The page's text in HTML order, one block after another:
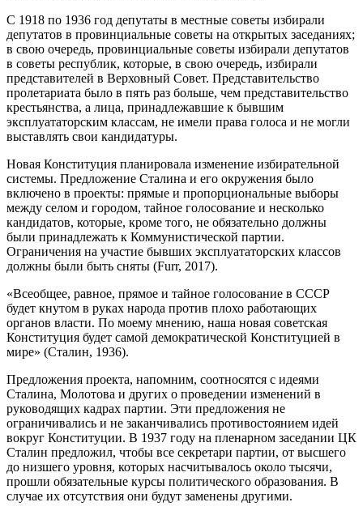
С 1918 по 1936 год депутаты в местные советы избирали
депутатов в провинциальные советы на открытых заседаниях;
в свою очередь, провинциальные советы избирали депутатов
в советы республик, которые, в свою очередь, избирали
представителей в Верховный Совет. Представительство
пролетариата было в пять раз больше, чем представительство
крестьянства, а лица, принадлежавшие к бывшим
эксплуататорским классам, не имели права голоса и не могли
выставлять свои кандидатуры.
Новая Конституция планировала изменение избирательной
системы. Предложение Сталина и его окружения было
включено в проекты: прямые и пропорциональные выборы
между селом и городом, тайное голосование и несколько
кандидатов, которые, кроме того, не обязательно должны
были принадлежать к Коммунистической партии.
Ограничения на участие бывших эксплуататорских классов
должны были быть сняты (Furr, 2017).
«Всеобщее, равное, прямое и тайное голосование в СССР
будет кнутом в руках народа против плохо работающих
органов власти. По моему мнению, наша новая советская
Конституция будет самой демократической Конституцией в
мире» (Сталин, 1936).
Предложения проекта, напомним, соотносятся с идеями
Сталина, Молотова и других о проведении изменений в
руководящих кадрах партии. Эти предложения не
ограничивались и не заканчивались противостоянием идей
вокруг Конституции. В 1937 году на пленарном заседании ЦК
Сталин предложил, чтобы все секретари партии, от высшего
до низшего уровня, которых насчитывалось около тысячи,
прошли обязательные курсы политического образования. В
случае их отсутствия они будут заменены другими.